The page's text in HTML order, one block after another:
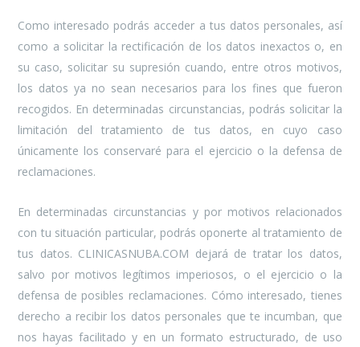
Como interesado podrás acceder a tus datos personales, así
como a solicitar la rectificación de los datos inexactos o, en
su caso, solicitar su supresión cuando, entre otros motivos,
los datos ya no sean necesarios para los fines que fueron
recogidos. En determinadas circunstancias, podrás solicitar la
limitación del tratamiento de tus datos, en cuyo caso
únicamente los conservaré para el ejercicio o la defensa de
reclamaciones.
En determinadas circunstancias y por motivos relacionados
con tu situación particular, podrás oponerte al tratamiento de
tus datos. CLINICASNUBA.COM dejará de tratar los datos,
salvo por motivos legítimos imperiosos, o el ejercicio o la
defensa de posibles reclamaciones. Cómo interesado, tienes
derecho a recibir los datos personales que te incumban, que
nos hayas facilitado y en un formato estructurado, de uso